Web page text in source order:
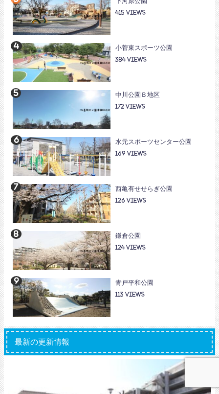
415
小菅東スポーツ公園
384
中川公園Ｂ地区
172
水元スポーツセンター公園
169
西亀有せせらぎ公園
126
鎌倉公園
124
青戸平和公園
113
最新の更新情報